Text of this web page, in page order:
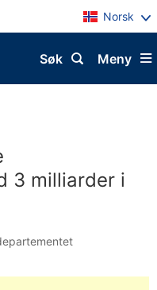
Norsk
Meny
Søk
3 milliarder i